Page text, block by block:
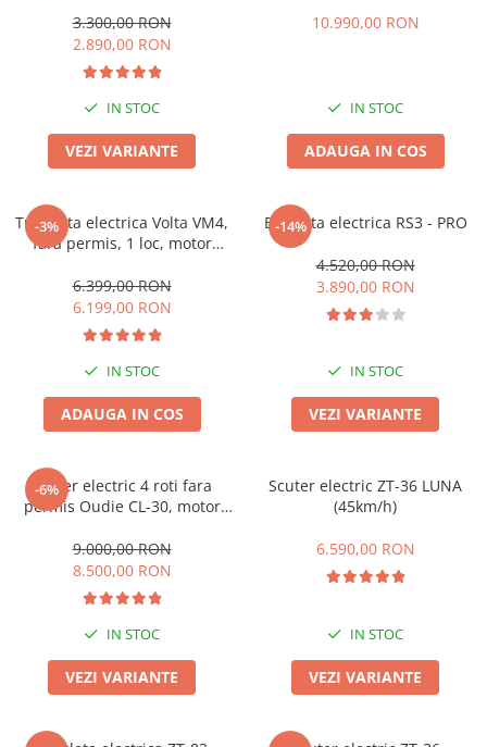
Cauciucuri
Biciclete Electrice
⬇ TIPURI
Dama
Ieftine
Tip Scuter
⬇ MARCI
PIESE DE SCHIMB
Acumulatori
Acumulatori 24V
Acumulatori 48V
Controllere
Display
Incarcatoare 24V
fara permis, 35km autonomie
3.300,00 RON
2.890,00 RON
IN STOC
VEZI VARIANTE
60km, Negru, Drujba Cadou
10.990,00 RON
IN STOC
ADAUGA IN COS
-3%
Tricicleta electrica Volta VM4,
fara permis, 1 loc, motor
6.399,00 RON
6.199,00 RON
IN STOC
ADAUGA IN COS
-14%
Bicicleta electrica RS3 - PRO
4.520,00 RON
3.890,00 RON
IN STOC
VEZI VARIANTE
-6%
Scuter electric 4 roti fara
permis Oudie CL-30, motor
viteza 25km/h, autonomie
aprox 50km
9.000,00 RON
8.500,00 RON
IN STOC
VEZI VARIANTE
Scuter electric ZT-36 LUNA
(45km/h)
6.590,00 RON
IN STOC
VEZI VARIANTE